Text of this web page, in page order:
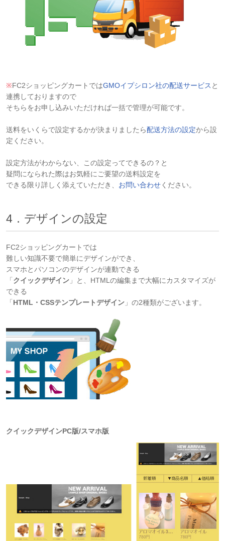
※FC2ショッピングカートではGMOイプシロン社の配送サービス と
連携しておりますので
そちらをお申し込みいただければ一括で管理が可能です。
送料をいくらで設定するかが決まりましたら配送方法の設定から設
定ください。
設定方法がわからない、この設定ってできるの？と
疑問になられた際はお気軽にご要望の送料設定を
できる限り詳しく添えていただき、 お問い合わせください。
4．デザインの設定
FC2ショッピングカートでは
難しい知識不要で簡単にデザインができ、
スマホとパソコンのデザインが連動できる
「 クイックデザイン 」と、HTMLの編集まで大幅にカスタマイズが
できる
「 HTML・CSSテンプレートデザイン 」の2種類がございます。
クイックデザインPC版/スマホ版